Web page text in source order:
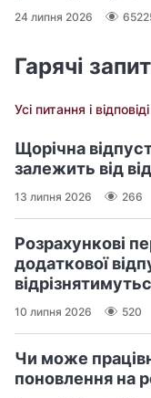
24 липня 2026
Гарячі
Усі питання і відповіді
Щорічна
залежить від
13 липня 2026 266
Розрахункові
додаткової
10 липня 2026 520
Чи може
поновлення на